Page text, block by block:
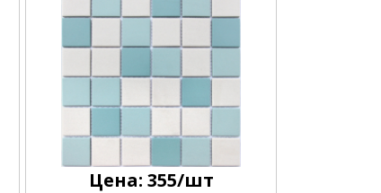
Цена: 355/шт